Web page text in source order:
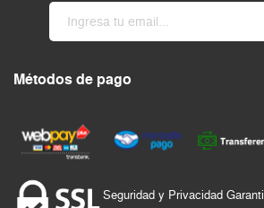
Métodos de pago
Seguridad y Privacidad